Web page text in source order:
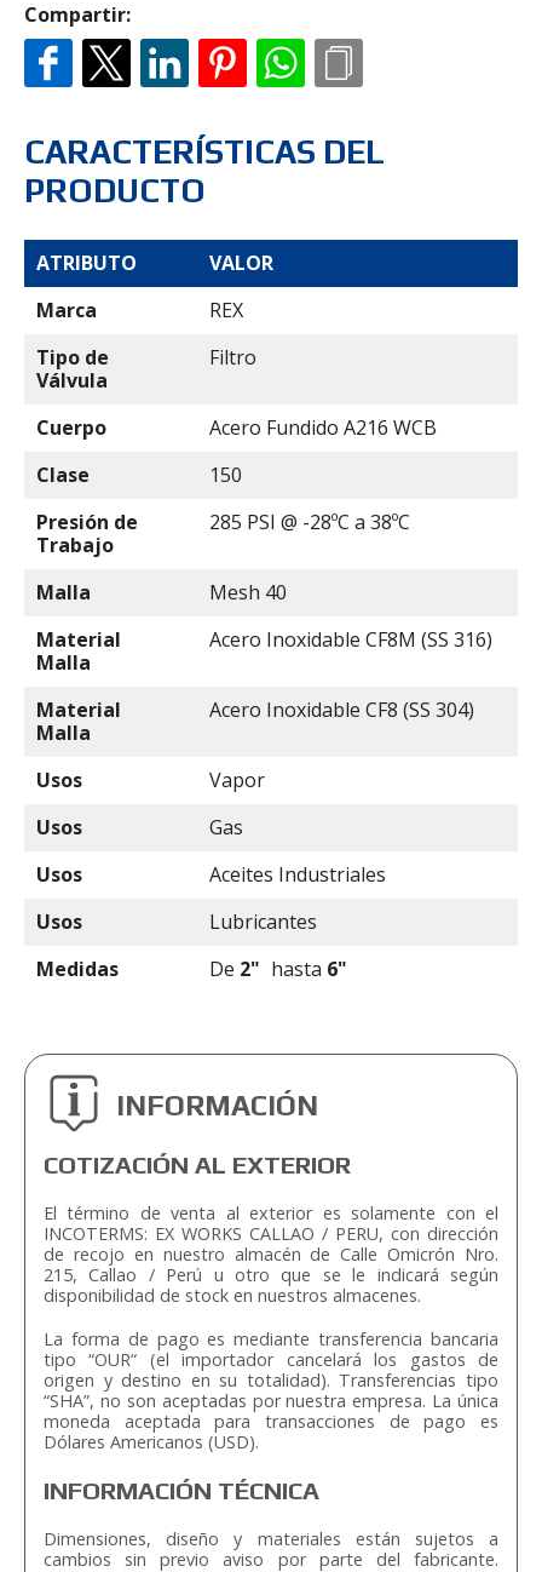
Compartir:
CARACTERÍSTICAS DEL
PRODUCTO
ATRIBUTO
VALOR
Marca
REX
Tipo de
Válvula
Filtro
Cuerpo
Acero Fundido A216 WCB
Clase
150
Presión de
Trabajo
285 PSI @ -28ºC a 38ºC
Malla
Mesh 40
Material
Malla
Acero Inoxidable CF8M (SS 316)
Material
Malla
Acero Inoxidable CF8 (SS 304)
Usos
Vapor
Usos
Gas
Usos
Aceites Industriales
Usos
Lubricantes
Medidas
De 2" hasta 6"
INFORMACIÓN
COTIZACIÓN AL EXTERIOR
El término de venta al exterior es solamente con el
INCOTERMS: EX WORKS CALLAO / PERU, con dirección
de recojo en nuestro almacén de Calle Omicrón Nro.
215, Callao / Perú u otro que se le indicará según
disponibilidad de stock en nuestros almacenes.
La forma de pago es mediante transferencia bancaria
tipo “OUR“ (el importador cancelará los gastos de
origen y destino en su totalidad). Transferencias tipo
“SHA”, no son aceptadas por nuestra empresa. La única
moneda aceptada para transacciones de pago es
Dólares Americanos (USD).
INFORMACIÓN TÉCNICA
Dimensiones, diseño y materiales están sujetos a
cambios sin previo aviso por parte del fabricante.